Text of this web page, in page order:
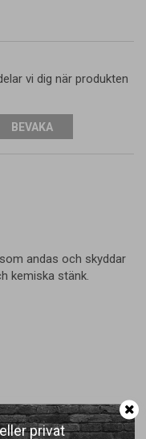
privat
vi dig när produkten
BEVAKA
andas och skyddar
kemiska stänk.